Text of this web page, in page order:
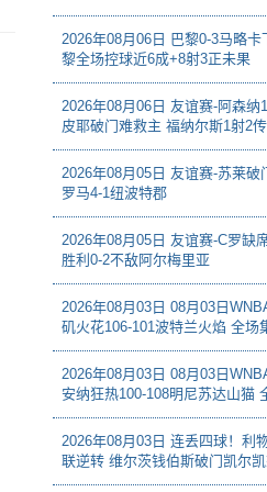
2026年08月06日 巴黎0-3马略卡
黎全场控球近6成+8射3正未果
2026年08月06日 友谊赛-阿森纳
皮耶破门难救主 福纳尔斯1射2传
2026年08月05日 友谊赛-苏莱破
罗马4-1纽波特郡
2026年08月05日 友谊赛-C罗缺
胜利0-2不敌阿尔梅里亚
2026年08月03日 08月03日
矶火花106-101波特兰火焰 全场
2026年08月03日 08月03日
安纳狂热100-108明尼苏达山猫
2026年08月03日 连丢四球！利
联逆转 维尔茨钱伯斯破门凯尔